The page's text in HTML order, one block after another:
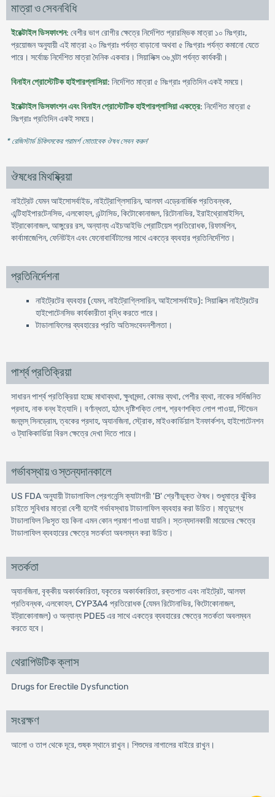
মাত্রা ও সেবনবিধি
ইরেক্টাইল ডিসফাংশন: বেশীর ভাগ রোগীর ক্ষেত্রে নির্দেশিত প্রারম্ভিক মাত্রা ১০ মিঃগ্রাঃ,
প্রয়োজন অনুযায়ী এই মাত্রা ২০ মিঃগ্রাঃ পর্যন্ত বাড়ানো অথবা ৫ মিঃগ্রাঃ পর্যন্ত কমানো যেতে
পারে। সর্বোচ্চ নির্দেশিত মাত্রা দৈনিক একবার। সিয়ালিক্স ৩৬ ঘন্টা পর্যন্ত কার্যকরী।
বিনাইন প্রোস্টেটিক হাইপারপ্লাসিয়া: নির্দেশিত মাত্রা ৫ মিঃগ্রাঃ প্রতিদিন একই সময়ে।
ইরেক্টাইল ডিসফাংশন এবং বিনাইন প্রোস্টেটিক হাইপারপ্লাসিয়া একত্রে: নির্দেশিত মাত্রা ৫
মিঃগ্রাঃ প্রতিদিন একই সময়ে।
* রেজিস্টার্ড চিকিৎসকের পরামর্শ মোতাবেক ঔষধ সেবন করুন'
ঔষধের মিথষ্ক্রিয়া
নাইট্রেট যেমন আইসোসর্বাইড, নাইট্রোগ্লিসারিন, আলফা এড্রেনার্জিক প্রতিবন্ধক,
এন্টিহাইপারটেনসিভ, এলকোহল, এন্টাসিড, কিটোকোনাজল, রিটোনাভির, ইরাইথ্রোমাইসিন,
ইট্রাকোনাজল, আঙ্গুরের রস, অন্যান্য এইচআইভি প্রোটিয়েস প্রতিরোধক, রিফামপিন,
কার্বামাজেপিন, ফেনিটইন এবং ফেনোবার্বিটালের সাথে একত্রে ব্যবহার প্রতিনির্দেশিত।
প্রতিনির্দেশনা
নাইট্রেটের ব্যবহার (যেমন, নাইট্রোগ্লিসারিন, আইসোসর্বাইড): সিয়ালিক্স নাইট্রেটের
হাইপোটেনসিভ কার্যকারীতা বৃদ্ধি করতে পারে।
টাডালাফিলের ব্যবহারের প্রতি অতিসংবেদনশীলতা।
পার্শ্ব প্রতিক্রিয়া
সাধারন পার্শ্ব প্রতিক্রিয়া হচ্ছে মাথাব্যথা, ক্ষুধামন্দা, কোমর ব্যথা, পেশীর ব্যথা, নাকের সর্দিজনিত
প্রদাহ, নাক বন্ধ ইত্যাদি। বর্ণান্ধতা, হঠাৎ দৃষ্টিশক্তি লোপ, শ্রবণশক্তি লোপ পাওয়া, স্টিভেন
জনসন্স্ সিনড্রোম, ত্বকের প্রদাহ, অ্যানজিনা, স্ট্রোক, মাইওকার্ডিয়াল ইনফার্কশন, হাইপোটেনশন
ও ট্যাকিকার্ডিয়া বিরল ক্ষেত্রে দেখা দিতে পারে।
গর্ভাবস্থায় ও স্তন্যদানকালে
US FDA অনুযায়ী টাডালাফিল প্রেগনেন্সি ক্যাটাগরী 'B' শ্রেণীভুক্ত ঔষধ। শুধুমাত্র ঝুঁকির
চাইতে সুবিধার মাত্রা বেশী হলেই গর্ভাবস্থায় টাডালাফিল ব্যবহার করা উচিত। মাতৃদুগ্ধে
টাডালাফিল নিঃসৃত হয় কিনা এমন কোন প্রমাণ পাওয়া যায়নি। স্তন্যদানকারী মায়েদের ক্ষেত্রে
টাডালাফিল ব্যবহারের ক্ষেত্রে সতর্কতা অবলম্বন করা উচিত।
সতর্কতা
অ্যানজিনা, বৃক্কীয় অকার্যকারিতা, যকৃতের অকার্যকারিতা, রক্তপাত এবং নাইট্রেট, আলফা
প্রতিবন্ধক, এলকোহল, CYP3A4 প্রতিরোধক (যেমন রিটোনাভির, কিটোকোনাজল,
ইট্রাকোনাজল) ও অন্যান্য PDE5 এর সাথে একত্রে ব্যবহারের ক্ষেত্রে সতর্কতা অবলম্বন
করতে হবে।
থেরাপিউটিক ক্লাস
Drugs for Erectile Dysfunction
সংরক্ষণ
আলো ও তাপ থেকে দূরে, শুষ্ক স্থানে রাখুন। শিশুদের নাগালের বাইরে রাখুন।